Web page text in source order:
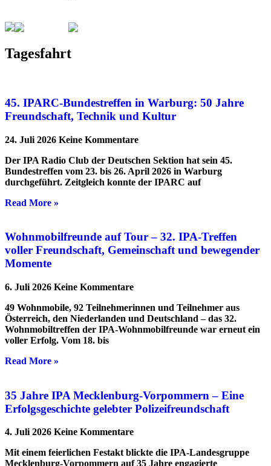
Tagesfahrt
45. IPARC-Bundestreffen in Warburg: 50 Jahre
Freundschaft, Technik und Kultur
24. Juli 2026 Keine Kommentare
Der IPA Radio Club der Deutschen Sektion hat sein 45.
Bundestreffen vom 23. bis 26. April 2026 in Warburg
durchgeführt. Zeitgleich konnte der IPARC auf
Read More »
Wohnmobilfreunde auf Tour – 32. IPA-Treffen
voller Freundschaft, Gemeinschaft und bewegender
Momente
6. Juli 2026 Keine Kommentare
49 Wohnmobile, 92 Teilnehmerinnen und Teilnehmer aus
Österreich, den Niederlanden und Deutschland – das 32.
Wohnmobiltreffen der IPA-Wohnmobilfreunde war erneut ein
voller Erfolg. Vom 18. bis
Read More »
35 Jahre IPA Mecklenburg-Vorpommern – Eine
Erfolgsgeschichte gelebter Polizeifreundschaft
4. Juli 2026 Keine Kommentare
Mit einem feierlichen Festakt blickte die IPA-Landesgruppe
Mecklenburg-Vorpommern auf 35 Jahre engagierte